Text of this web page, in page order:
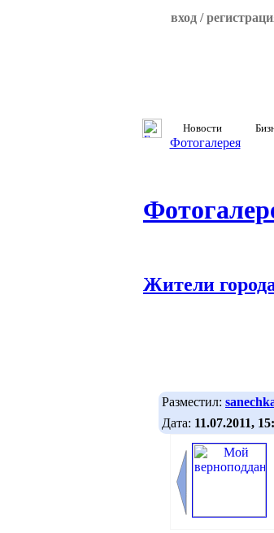
вход /
Новости
Фотогалерея
Жители
Разместил:
Дата: 11.07.2011,